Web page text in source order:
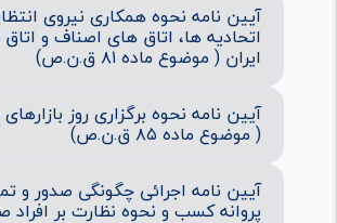
آیین نامه نحوه همکاری نیروی
ایران ( موضوع ماده ۸۱ ق.ن.ص)
آیین نامه نحوه برگزاری روز
( موضوع ماده ۸۵ ق.ن.ص)
آیین نامه اجرائی چگونگی صدور و
پروانه کسب و نحوه نظارت بر افراد